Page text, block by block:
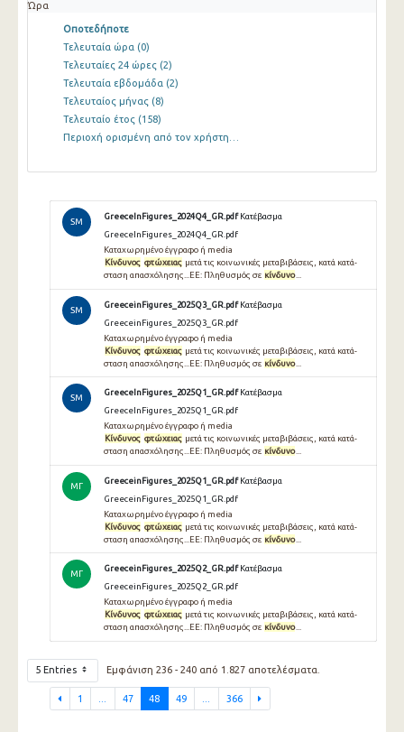
Ώρα
Οποτεδήποτε
Τελευταία ώρα (0)
Τελευταίες 24 ώρες (2)
Τελευταία εβδομάδα (2)
Τελευταίος μήνας (8)
Τελευταίο έτος (158)
Περιοχή ορισμένη από τον χρήστη…
SM
GreeceInFigures_2024Q4_GR.pdf Κατέβασμα
GreeceInFigures_2024Q4_GR.pdf
Καταχωρημένο έγγραφο ή media
Κίνδυνος φτώχειας μετά τις κοινωνικές μεταβιβάσεις, κατά κατά-
σταση απασχόλησης...ΕΕ: Πληθυσμός σε κίνδυνο...
SM
GreeceinFigures_2025Q3_GR.pdf Κατέβασμα
GreeceinFigures_2025Q3_GR.pdf
Καταχωρημένο έγγραφο ή media
Κίνδυνος φτώχειας μετά τις κοινωνικές μεταβιβάσεις, κατά κατά-
σταση απασχόλησης...ΕΕ: Πληθυσμός σε κίνδυνο...
SM
GreeceInFigures_2025Q1_GR.pdf Κατέβασμα
GreeceInFigures_2025Q1_GR.pdf
Καταχωρημένο έγγραφο ή media
Κίνδυνος φτώχειας μετά τις κοινωνικές μεταβιβάσεις, κατά κατά-
σταση απασχόλησης...ΕΕ: Πληθυσμός σε κίνδυνο...
ΜΓ
GreeceinFigures_2025Q1_GR.pdf Κατέβασμα
GreeceinFigures_2025Q1_GR.pdf
Καταχωρημένο έγγραφο ή media
Κίνδυνος φτώχειας μετά τις κοινωνικές μεταβιβάσεις, κατά κατά-
σταση απασχόλησης...ΕΕ: Πληθυσμός σε κίνδυνο...
ΜΓ
GreeceinFigures_2025Q2_GR.pdf Κατέβασμα
GreeceinFigures_2025Q2_GR.pdf
Καταχωρημένο έγγραφο ή media
Κίνδυνος φτώχειας μετά τις κοινωνικές μεταβιβάσεις, κατά κατά-
σταση απασχόλησης...ΕΕ: Πληθυσμός σε κίνδυνο...
5 Entries Εμφάνιση 236 - 240 από 1.827 αποτελέσματα.
1 47 48 49 366